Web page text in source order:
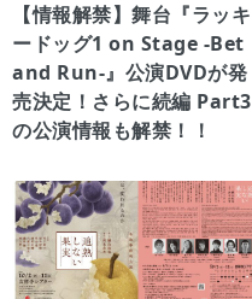
【情報解禁】舞台『ラッキ
ードッグ1 on Stage -Bet
and Run-』公演DVDが発
売決定！さらに続編 Part3
の公演情報も解禁！！